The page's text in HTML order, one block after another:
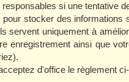
si une tentative
stocker des informations
servent uniquement à
enregistrement ainsi que
d'office le règlement